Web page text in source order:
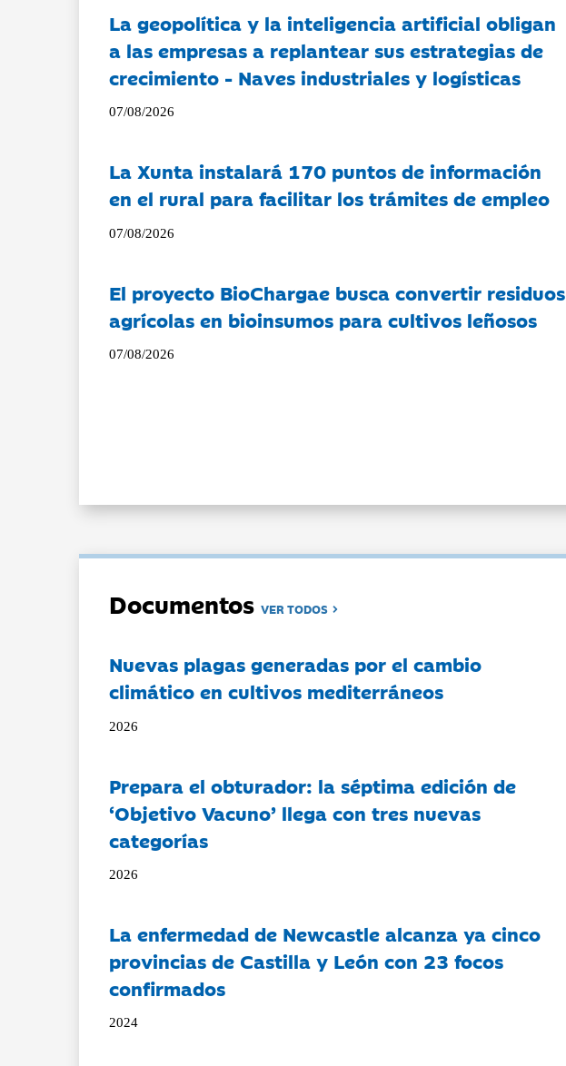
La geopolítica y la inteligencia artificial obligan
a las empresas a replantear sus estrategias de
crecimiento - Naves industriales y logísticas
07/08/2026
La Xunta instalará 170 puntos de información
en el rural para facilitar los trámites de empleo
07/08/2026
El proyecto BioChargae busca convertir residuos
agrícolas en bioinsumos para cultivos leñosos
07/08/2026
DocumentosVER TODOS
Nuevas plagas generadas por el cambio
climático en cultivos mediterráneos
2026
Prepara el obturador: la séptima edición de
‘Objetivo Vacuno’ llega con tres nuevas
categorías
2026
La enfermedad de Newcastle alcanza ya cinco
provincias de Castilla y León con 23 focos
confirmados
2024